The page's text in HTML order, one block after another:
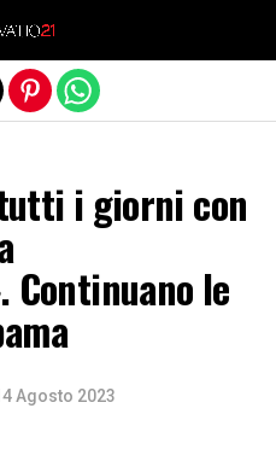
tutti i giorni con
Continuano le
Agosto 2023
version